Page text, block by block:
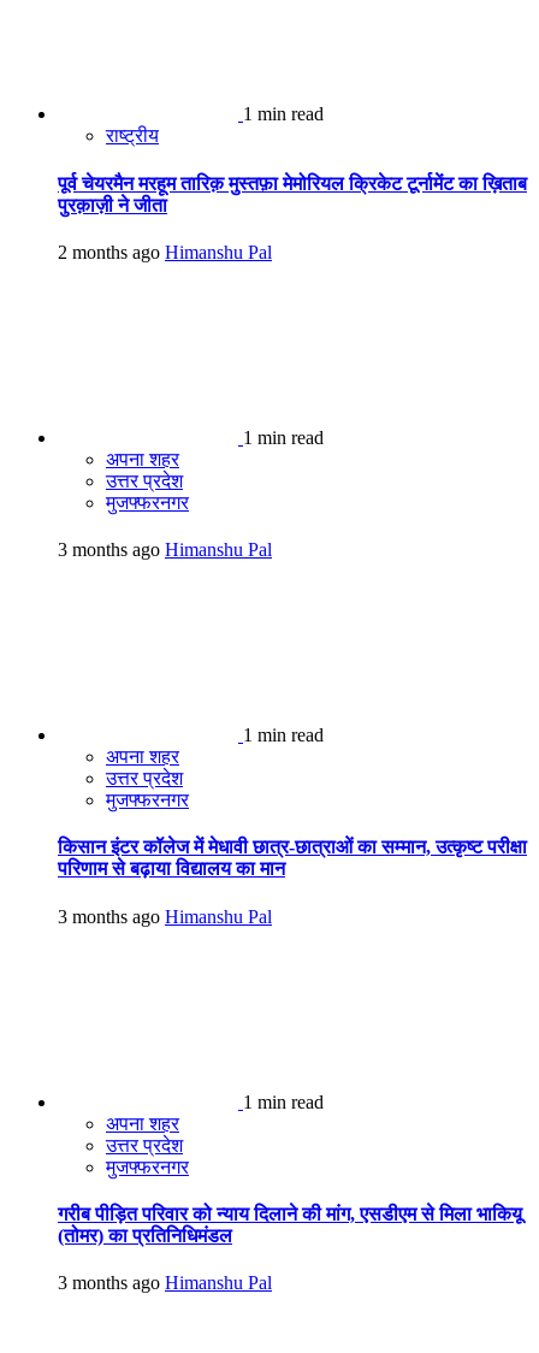
1 min read
राष्ट्रीय
पूर्व चेयरमैन मरहूम तारिक़ मुस्तफ़ा मेमोरियल क्रिकेट टूर्नामेंट का ख़िताब
पुरक़ाज़ी ने जीता
2 months ago Himanshu Pal
1 min read
अपना शहर
उत्तर प्रदेश
मुजफ्फरनगर
3 months ago Himanshu Pal
1 min read
अपना शहर
उत्तर प्रदेश
मुजफ्फरनगर
किसान इंटर कॉलेज में मेधावी छात्र-छात्राओं का सम्मान, उत्कृष्ट परीक्षा
परिणाम से बढ़ाया विद्यालय का मान
3 months ago Himanshu Pal
1 min read
अपना शहर
उत्तर प्रदेश
मुजफ्फरनगर
गरीब पीड़ित परिवार को न्याय दिलाने की मांग, एसडीएम से मिला भाकियू
(तोमर) का प्रतिनिधिमंडल
3 months ago Himanshu Pal